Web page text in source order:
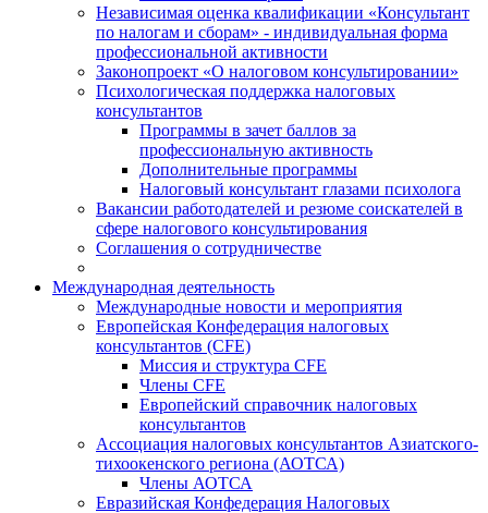
Независимая оценка квалификации «Консультант
по налогам и сборам» - индивидуальная форма
профессиональной активности
Законопроект «О налоговом консультировании»
Психологическая поддержка налоговых
консультантов
Программы в зачет баллов за
профессиональную активность
Дополнительные программы
Налоговый консультант глазами психолога
Вакансии работодателей и резюме соискателей в
сфере налогового консультирования
Соглашения о сотрудничестве
Международная деятельность
Международные новости и мероприятия
Европейская Конфедерация налоговых
консультантов (CFE)
Миссия и структура CFE
Члены CFE
Европейский справочник налоговых
консультантов
Ассоциация налоговых консультантов Азиатского-
тихоокенского региона (АОТСА)
Члены АОТСА
Евразийская Конфедерация Налоговых